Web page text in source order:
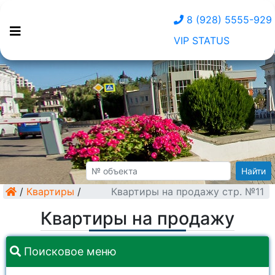
8 (928) 5555-929
VIP STATUS
Найти
/ Квартиры / Квартиры на продажу стр. №11
Квартиры на продажу
Поисковое меню